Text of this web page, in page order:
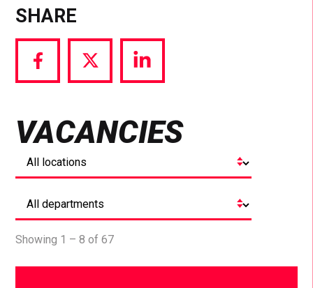
SHARE
Share
via
Share
via
Share
via
VACANCIES
Showing 1 – 8 of 67